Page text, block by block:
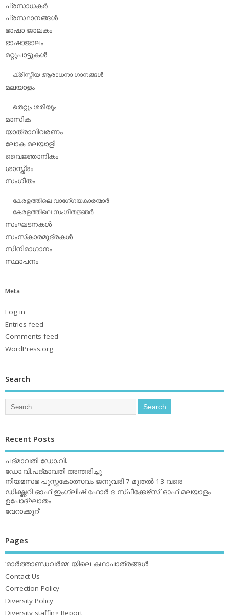
പ്രസാധകര്‍
പ്രസ്ഥാനങ്ങള്‍
ഭാഷാ ജാലകം
ഭാഷാജാലം
മറ്റുപാട്ടുകള്‍
ക്രിസ്തീയ ആരാധനാ ഗാനങ്ങള്‍
മലയാളം
തെറ്റും ശരിയും
മാസിക
യാത്രാവിവരണം
ലോക മലയാളി
വൈജ്ഞാനികം
ശാസ്ത്രം
സംഗീതം
കേരളത്തിലെ വാഗേ്ഗയകാരന്മാര്‍
കേരളത്തിലെ സംഗീതജ്ഞര്‍
സംഘടനകള്‍
സംസ്‌കാരമുദ്രകള്‍
സിനിമാഗാനം
സ്ഥാപനം
Meta
Log in
Entries feed
Comments feed
WordPress.org
Search
Recent Posts
പദ്മാവതി ഡോ.വി.
ഡോ.വി.പദ്മാവതി അന്തരിച്ചു
നിയമസഭ പുസ്തകോത്സവം ജനുവരി 7 മുതല്‍ 13 വരെ
ഡിക്ഷ്ണറി ഓഫ് ഇംഗ്ലിഷ് ഫോര്‍ ദ സ്പീക്കേഴ്‌സ് ഓഫ് മലയാളം
ഉപോദ്ഘാതം
വേറാക്കൂറ്
Pages
‘മാര്‍ത്താണ്ഡവര്‍മ്മ’ യിലെ കഥാപാത്രങ്ങള്‍
Contact Us
Correction Policy
Diversity Policy
Diversity staffing Report